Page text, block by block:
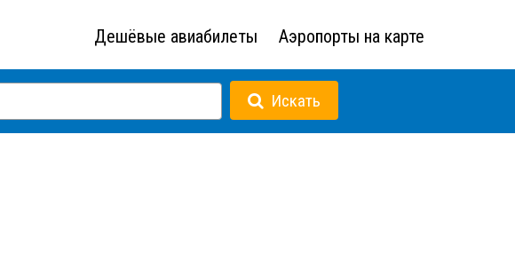
Дешёвые авиабилеты Аэропорты на карте
Искать